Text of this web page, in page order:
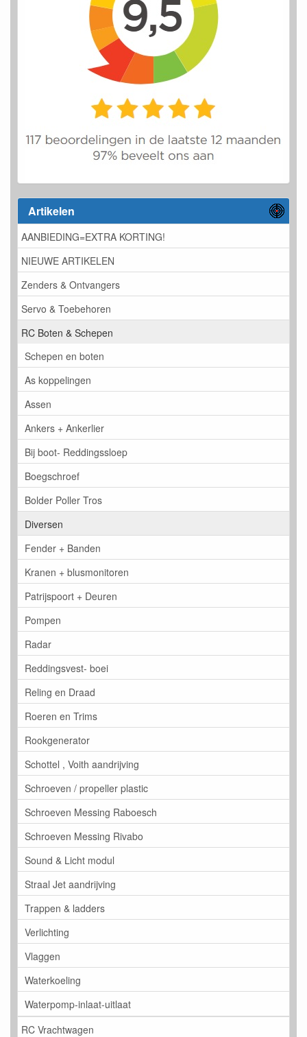
Artikelen
AANBIEDING=EXTRA KORTING!
NIEUWE ARTIKELEN
Zenders & Ontvangers
Servo & Toebehoren
RC Boten & Schepen
Schepen en boten
As koppelingen
Assen
Ankers + Ankerlier
Bij boot- Reddingssloep
Boegschroef
Bolder Poller Tros
Diversen
Fender + Banden
Kranen + blusmonitoren
Patrijspoort + Deuren
Pompen
Radar
Reddingsvest- boei
Reling en Draad
Roeren en Trims
Rookgenerator
Schottel , Voith aandrijving
Schroeven / propeller plastic
Schroeven Messing Raboesch
Schroeven Messing Rivabo
Sound & Licht modul
Straal Jet aandrijving
Trappen & ladders
Verlichting
Vlaggen
Waterkoeling
Waterpomp-inlaat-uitlaat
RC Vrachtwagen